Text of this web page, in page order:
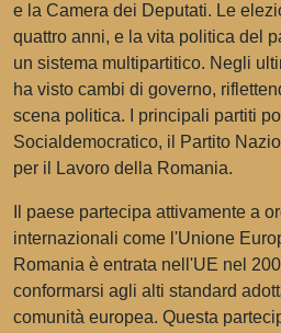
e la Camera dei Deputati. Le
quattro anni, e la vita politica del
un sistema multipartitico. Negli
ha visto cambi di governo,
scena politica. I principali partiti
Socialdemocratico, il Partito
per il Lavoro della Romania.
Il paese partecipa attivamente a
internazionali come l'Unione
Romania è entrata nell'UE nel
conformarsi agli alti standard
comunità europea. Questa